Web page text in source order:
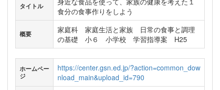
タイトル
食分の食事作りをしよう
概要
家庭科 家庭生活と家族 日常の食事と調理
の基礎 小６ 小学校 学習指導案 H25
ホームペー
ジ
https://center.gsn.ed.jp/?action=common_dow
nload_main&upload_id=790